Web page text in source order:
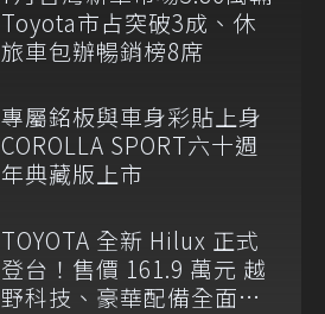
Toyota市占突破3成、休
旅車包辦暢銷榜8席
專屬銘板與車身彩貼上身
COROLLA SPORT六十週
年典藏版上市
TOYOTA 全新 Hilux 正式
登台！售價 161.9 萬元 越
野科技、豪華配備全面升